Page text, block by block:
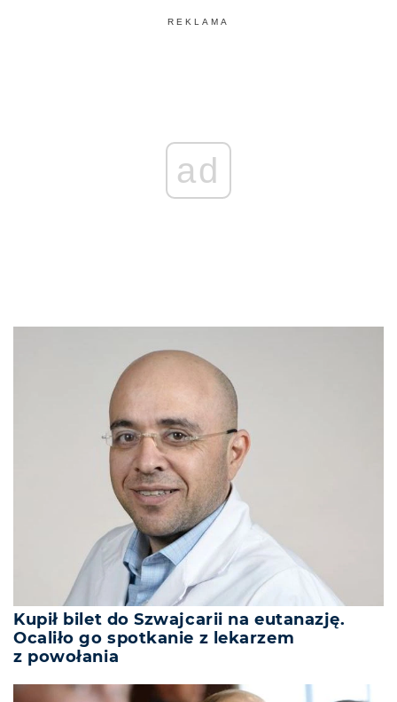
REKLAMA
ad
Kupił bilet do Szwajcarii na eutanazję.
Ocaliło go spotkanie z lekarzem
z powołania